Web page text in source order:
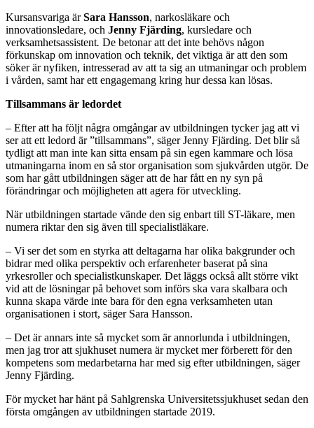
Kursansvariga ärSara Hansson, narkosläkare och
innovationsledare, och Jenny Fjärding, kursledare och
verksamhetsassistent. De betonar att det inte behövs någon
förkunskap om innovation och teknik, det viktiga är att den som
söker är nyfiken, intresserad av att ta sig an utmaningar och problem
i vården, samt har ett engagemang kring hur dessa kan lösas.
Tillsammans är ledordet
– Efter att ha följt några omgångar av utbildningen tycker jag att vi
ser att ett ledord är ”tillsammans”, säger Jenny Fjärding. Det blir så
tydligt att man inte kan sitta ensam på sin egen kammare och lösa
utmaningarna inom en så stor organisation som sjukvården utgör. De
som har gått utbildningen säger att de har fått en ny syn på
förändringar och möjligheten att agera för utveckling.
När utbildningen startade vände den sig enbart till ST-läkare, men
numera riktar den sig även till specialistläkare.
– Vi ser det som en styrka att deltagarna har olika bakgrunder och
bidrar med olika perspektiv och erfarenheter baserat på sina
yrkesroller och specialistkunskaper. Det läggs också allt större vikt
vid att de lösningar på behovet som införs ska vara skalbara och
kunna skapa värde inte bara för den egna verksamheten utan
organisationen i stort, säger Sara Hansson.
– Det är annars inte så mycket som är annorlunda i utbildningen,
men jag tror att sjukhuset numera är mycket mer förberett för den
kompetens som medarbetarna har med sig efter utbildningen, säger
Jenny Fjärding.
För mycket har hänt på Sahlgrenska Universitetssjukhuset sedan den
första omgången av utbildningen startade 2019.